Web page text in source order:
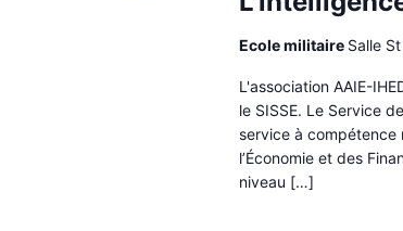
Ecole militaire Salle
L'association AAIE-
le SISSE. Le Service
service à compétence
l’Économie et des
niveau […]